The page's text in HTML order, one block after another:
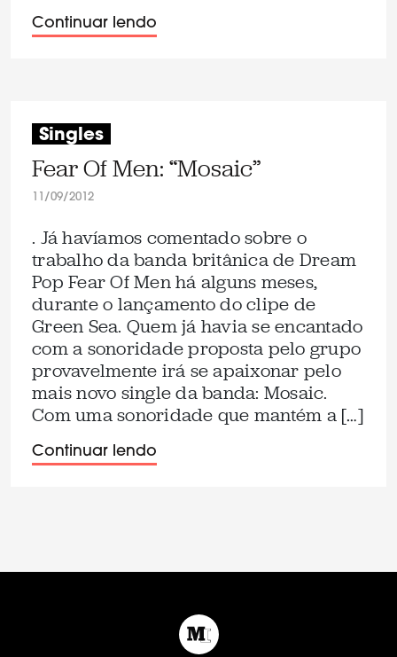
Continuar lendo
Singles
Fear Of Men: “Mosaic”
11/09/2012
. Já havíamos comentado sobre o
trabalho da banda britânica de Dream
Pop Fear Of Men há alguns meses,
durante o lançamento do clipe de
Green Sea. Quem já havia se encantado
com a sonoridade proposta pelo grupo
provavelmente irá se apaixonar pelo
mais novo single da banda: Mosaic.
Com uma sonoridade que mantém a […]
Continuar lendo